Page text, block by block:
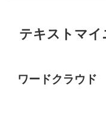
テキストマイ
ワードクラウド